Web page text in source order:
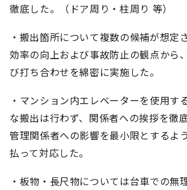
徹底した。（ドア周り・柱周り 等）
・搬出箇所について複数の候補が想定
効率の向上および事故防止の観点から
び打ち合わせを綿密に実施した。
・マンション内エレベーターを使用す
な搬出は行わず、関係者への挨拶を徹
管理関係者への影響を最小限とするよ
払って対応した。
・板物・長尺物については台車での無